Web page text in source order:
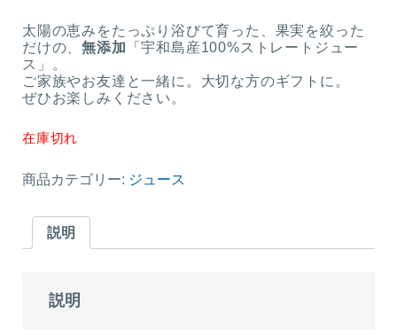
太陽の恵みをたっぷり浴びて育った、果実を絞った
だけの、無添加 「宇和島産100%ストレートジュー
ス」。
ご家族やお友達と一緒に。大切な方のギフトに。
ぜひお楽しみください。
在庫切れ
商品カテゴリー: ジュース
説明
説明